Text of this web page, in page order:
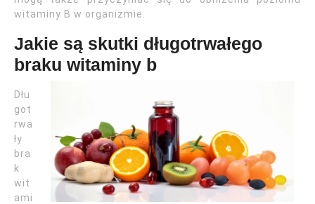
witaminy B w organizmie.
Jakie są skutki długotrwałego
braku witaminy b
Dłu
got
rwa
ły
bra
k
wit
ami